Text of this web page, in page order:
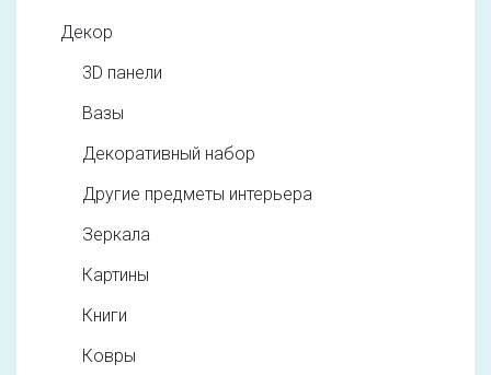
Декор
3D панели
Вазы
Декоративный набор
Другие предметы интерьера
Зеркала
Картины
Книги
Ковры